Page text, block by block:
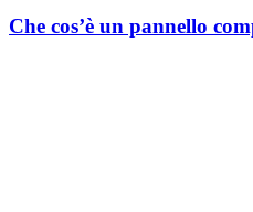
Che cos’è un pannello